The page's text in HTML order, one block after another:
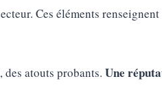
Ces éléments
atouts probants. Une